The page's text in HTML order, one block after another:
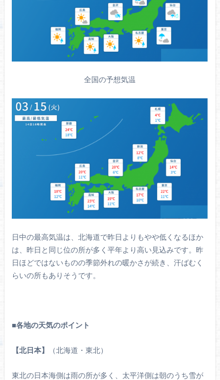
全国の予想気温
日中の最高気温は、北海道で昨日よりもやや低くなるほか
は、昨日と同じ位の所が多く平年より高い見込みです。昨
日ほどではないものの季節外れの暖かさが続き、汗ばむく
らいの所もありそうです。
■各地の天気のポイント
【北日本】 （北海道・東北）
東北の日本海側は雨の所が多く、太平洋側は朝のうち雪が